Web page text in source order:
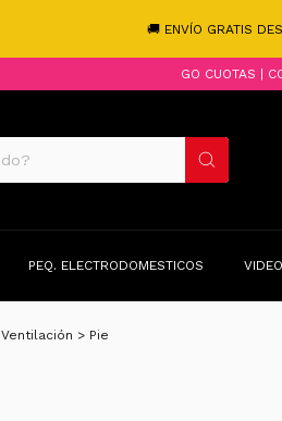
🚚 ENVÍO GRATIS
GO CUOTAS |
PEQ. ELECTRODOMESTICOS
Ventilación > Pie